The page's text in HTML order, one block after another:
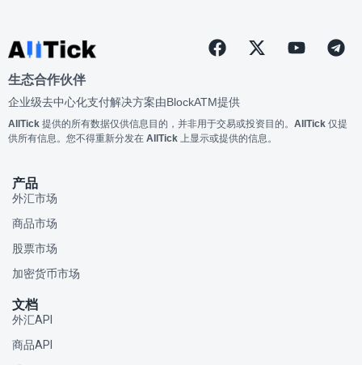
生态合作伙伴
企业级去中心化支付解决方案由BlockATM提供
AllTick 提供的所有数据仅供信息目的，并非用于交易或投资目的。 AllTick 仅提
供所有信息。您不得重新分发在 AllTick 上显示或提供的信息。
产品
外汇市场
商品市场
股票市场
加密货币市场
文档
外汇API
商品API